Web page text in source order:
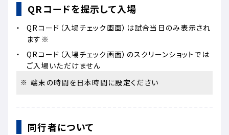
QRコードを提示して入場
QRコード（入場チェック画面）は試合当日のみ表示され
ます※
QRコード（入場チェック画面）のスクリーンショットでは
ご入場いただけません
※ 端末の時間を日本時間に設定ください
同行者について